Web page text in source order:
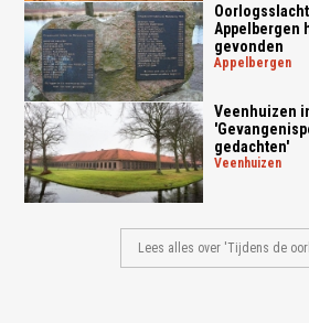
Appelbergen
gevonden
appelbergen
Veenhuizen
gedachten'
veenhuizen
Lees alles over 'Tijdens de